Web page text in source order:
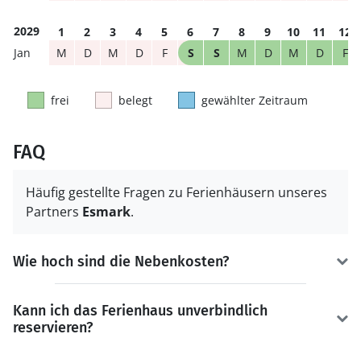
2029 1 2 3 4 5 6 7 8 9 10 11
12
M
D M D F S S M D M D F
frei belegt gewählter Zeitraum
FAQ
Häufig gestellte Fragen zu Ferienhäusern unseres
Partners Esmark.
Wie hoch sind die Nebenkosten?
Kann ich das Ferienhaus unverbindlich
reservieren?